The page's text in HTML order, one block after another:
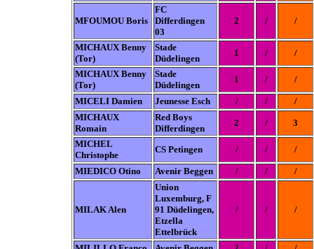
MFOUMOU Boris
FC
Differdingen
03
2 / /
MICHAUX Benny
(Tor)
Stade
Düdelingen
1 /
/
MICHAUX Benny
(Tor)
Stade
Düdelingen
1 / /
MICELI Damien Jeunesse Esch / /
/
MICHAUX
Romain
Red Boys
Differdingen
2 /
3
MICHEL
Christophe
CS Petingen / / /
MIEDICO Otino Avenir Beggen / / /
MILAK Alen
Union
Luxemburg, F
91 Düdelingen,
Etzella
Ettelbrück
/ / /